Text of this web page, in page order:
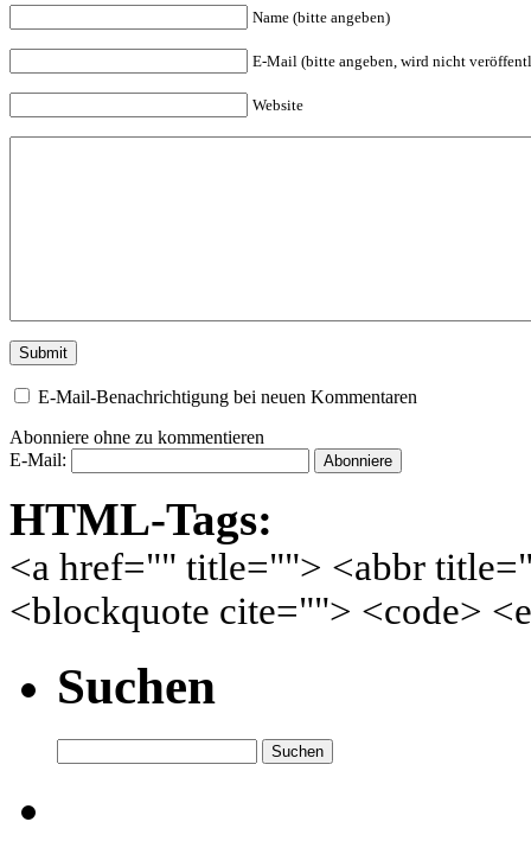
Name (bitte angeben)
E-Mail (bitte angeben, wird nicht
Website
E-Mail-Benachrichtigung bei neuen Kommentaren
Abonniere ohne zu kommentieren
E-Mail:
HTML-Tags:
<a href="" title=""> <abbr
<blockquote cite=""> <code>
Suchen